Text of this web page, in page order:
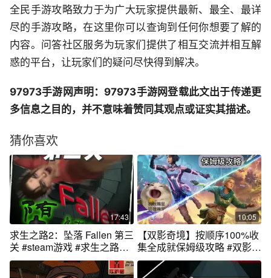
全民手游攻略致力于为广大玩家提供最新、最全、最详
尽的手游攻略，在这里你可以查询到任何你想要了解的
内容。问答社区服务为玩家们提供了相互交流并相互解
惑的平台，让玩家们的疑问尽快得到解决。
97973手游网声明：97973手游网登载此文出于传递更
多信息之目的，并不意味着赞同其观点或证实其描述。
猜你喜欢
17:43
求生之路2：坠落 Fallen 第三
关 #steam游戏 #求生之路2
地图推荐
10:05
【双影奇境】按顺序100%收
集全成就保姆级攻略 #双影奇
境 #双影奇境攻略 #双影奇境
全成就 #steam游戏